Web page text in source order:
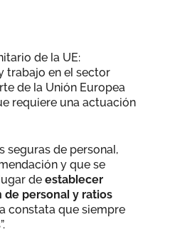
de la UE:
trabajo en el sector
de la Unión Europea
requiere una actuación
seguras de personal,
y que se
de establecer
de personal y ratios
constata que siempre